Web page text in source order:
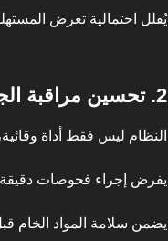
يُقلل احتمالية تعرض
2. تحسين مراقبة الجودة
النظام ليس فقط أداة
يفرض إجراء فحوصات
يضمن سلامة المواد الخام